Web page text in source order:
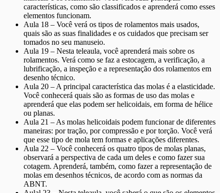
características, como são classificados e aprenderá como esses
elementos funcionam.
Aula 18 – Você verá os tipos de rolamentos mais usados,
quais são as suas finalidades e os cuidados que precisam ser
tomados no seu manuseio.
Aula 19 – Nesta teleaula, você aprenderá mais sobre os
rolamentos. Verá como se faz a estocagem, a verificação, a
lubrificação, a inspeção e a representação dos rolamentos em
desenho técnico.
Aula 20 – A principal característica das molas é a elasticidade.
Você conhecerá quais são as formas de uso das molas e
aprenderá que elas podem ser helicoidais, em forma de hélice
ou planas.
Aula 21 – As molas helicoidais podem funcionar de diferentes
maneiras: por tração, por compressão e por torção. Você verá
que esse tipo de mola tem formas e aplicações diferentes.
Aula 22 – Você conhecerá os quatro tipos de molas planas,
observará a perspectiva de cada um deles e como fazer sua
cotagem. Aprenderá, também, como fazer a representação de
molas em desenhos técnicos, de acordo com as normas da
ABNT.